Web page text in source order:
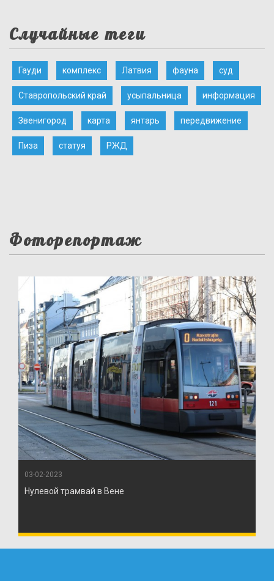
Случайные теги
Гауди комплекс Латвия фауна суд
Ставропольский край усыпальница информация
Звенигород карта янтарь передвижение
Пиза статуя РЖД
Фоторепортаж
03-02-2023
Нулевой трамвай в Вене